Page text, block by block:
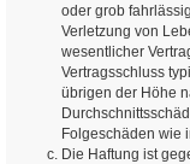
oder grob
Verletzung von
wesentlicher
Vertragsschluss
übrigen der Höhe
Folgeschäden wie
Die Haftung ist